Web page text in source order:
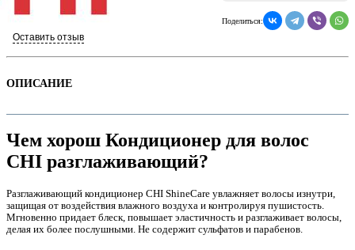
Оставить отзыв
Поделиться:
ОПИСАНИЕ
Чем хорош Кондиционер для волос
CHI разглаживающий?
Разглаживающий кондиционер CHI ShineCare увлажняет волосы изнутри,
защищая от воздействия влажного воздуха и контролируя пушистость.
Мгновенно придает блеск, повышает эластичность и разглаживает волосы,
делая их более послушными. Не содержит сульфатов и парабенов.